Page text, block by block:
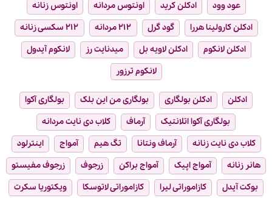
عود وود
ادکلن کرید اونتوس مردانه
اونتوس زنانه
ادکلن کارولینا هررا
گود گرل ۲۱۲ مردانه
۲۱۲ سکسی زنانه
ادکلن لانکوم
ادکلن لاویه بل میدنایت رز
لانکوم آیدول
لانکوم ترزور
ادکلن ادکلن بولگاری بولگاری من این بلک
بولگاری آکوا
بولگاری آکوا اتلانتیک
آرماف
کلاب دی نایت مردانه
کلاب دی نایت زنانه
آرماف ونتانا تگ هیم آمواج
اینترلود
هانر زنانه
آمواج اپیک آمواج براکن زرجوف
زرجوف مفیستو
بوکت آیدل
کازاموراتی لیرا کازاموراتی لاتوسکا
ویکتوریا سکرت